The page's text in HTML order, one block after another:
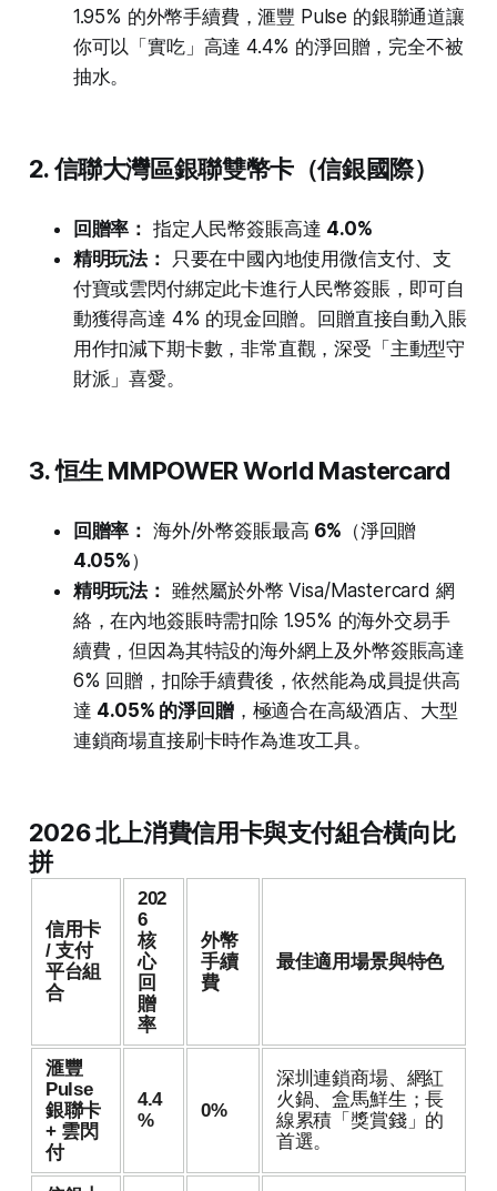
1.95% 的外幣手續費，滙豐 Pulse 的銀聯通道讓
你可以「實吃」高達 4.4% 的淨回贈，完全不被
抽水。
2. 信聯大灣區銀聯雙幣卡（信銀國際）
回贈率： 指定人民幣簽賬高達 4.0%
精明玩法：
只要在中國內地使用微信支付、支
付寶或雲閃付綁定此卡進行人民幣簽賬，即可自
動獲得高達 4% 的現金回贈。回贈直接自動入賬
用作扣減下期卡數，非常直觀，深受「主動型守
財派」喜愛。
3. 恒生 MMPOWER World Mastercard
回贈率： 海外/外幣簽賬最高 6% （淨回贈
4.05%）
精明玩法： 雖然屬於外幣 Visa/Mastercard 網
絡，在內地簽賬時需扣除 1.95% 的海外交易手
續費，但因為其特設的海外網上及外幣簽賬高達
6% 回贈，扣除手續費後，依然能為成員提供高
達 4.05% 的淨回贈，極適合在高級酒店、大型
連鎖商場直接刷卡時作為進攻工具。
2026 北上消費信用卡與支付組合橫向比
拼
信用卡
/ 支付
平台組
合
202
6
核
心
回
贈
率
外幣
手續
費
最佳適用場景與特色
滙豐
Pulse
銀聯卡
+ 雲閃
付
4.4
%
0%
深圳連鎖商場、網紅
火鍋、盒馬鮮生；長
線累積「獎賞錢」的
首選。